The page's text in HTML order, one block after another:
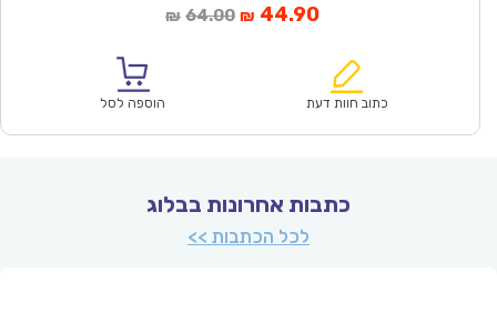
₪ 64.00המחיר
₪64.00.
₪ 44.90המחיר
הוא:
כתוב חוות דעת הוספה לסל
כתבות אחרונות בבלוג
לכל הכתבות >>